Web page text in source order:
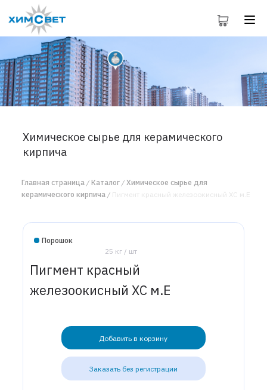
Химическое сырье для керамического
кирпича
Главная страница Каталог
Химическое сырье для
керамического кирпича
Пигмент красный железоокисный ХС м.Е
Порошок
25 кг / шт
Пигмент красный
железоокисный ХС м.Е
Добавить в корзину
Заказать без регистрации